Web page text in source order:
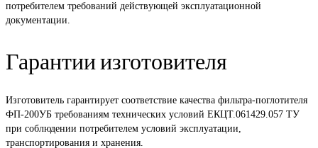
потребителем требований действующей эксплуатационной
документации.
Гарантии изготовителя
Изготовитель гарантирует соответствие качества фильтра-поглотителя
ФП-200УБ требованиям технических условий ЕКЦТ.061429.057 ТУ
при соблюдении потребителем условий эксплуатации,
транспортирования и хранения.